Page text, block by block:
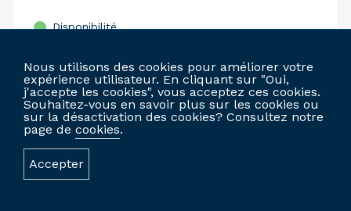
Disponibilité
Comparer
CONNECTEZ-VOUS POUR COMMANDER
Nous utilisons des cookies pour améliorer votre
expérience utilisateur. En cliquant sur "Oui,
j'accepte les cookies", vous acceptez ces cookies.
Souhaitez-vous en savoir plus sur les cookies ou
sur la désactivation des cookies? Consultez notre
page de cookies.
Accepter
SITE WEB PERSONNALISÉ